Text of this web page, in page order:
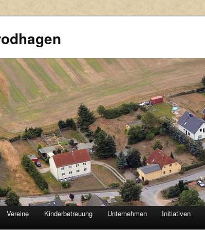
Vereine Kinderbetreuung Unternehmen Initiativen